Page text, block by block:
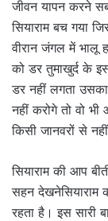
जीवन यापन करने
सियाराम बच गया
वीरान जंगल में भालू
को डर तुमाखुर्द के
डर नहीं लगता
नहीं करोगे तो वो
किसी जानवरों से
सियाराम की आप
सहन
रहता है। इस सारी